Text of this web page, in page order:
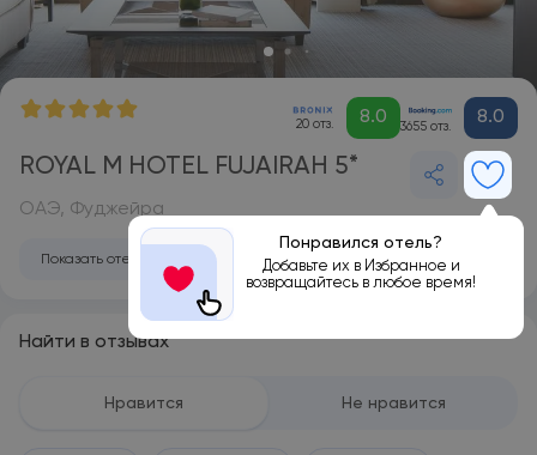
20 отз. 8.0 3655 отз. 8.0
ROYAL M HOTEL FUJAIRAH 5*
Понравился отель?
Добавьте их в Избранное и
возвращайтесь в любое время!
ОАЭ, Фуджейра
Показать отель на карте
Найти в отзывах
Нравится Не нравится